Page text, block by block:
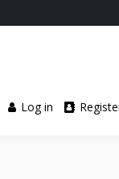
Log in